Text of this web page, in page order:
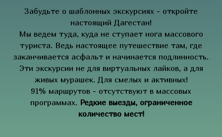
Забудьте о шаблонных экскурсиях - откройте
настоящий Дагестан!
Мы ведем туда, куда не ступает нога массового
туриста. Ведь настоящее путешествие там, где
заканчивается асфальт и начинается подлинность.
Эти экскурсии не для виртуальных лайков, а для
живых мурашек. Для смелых и активных!
91% маршрутов - отсутствуют в массовых
программах. Редкие выезды, ограниченное
количество мест!